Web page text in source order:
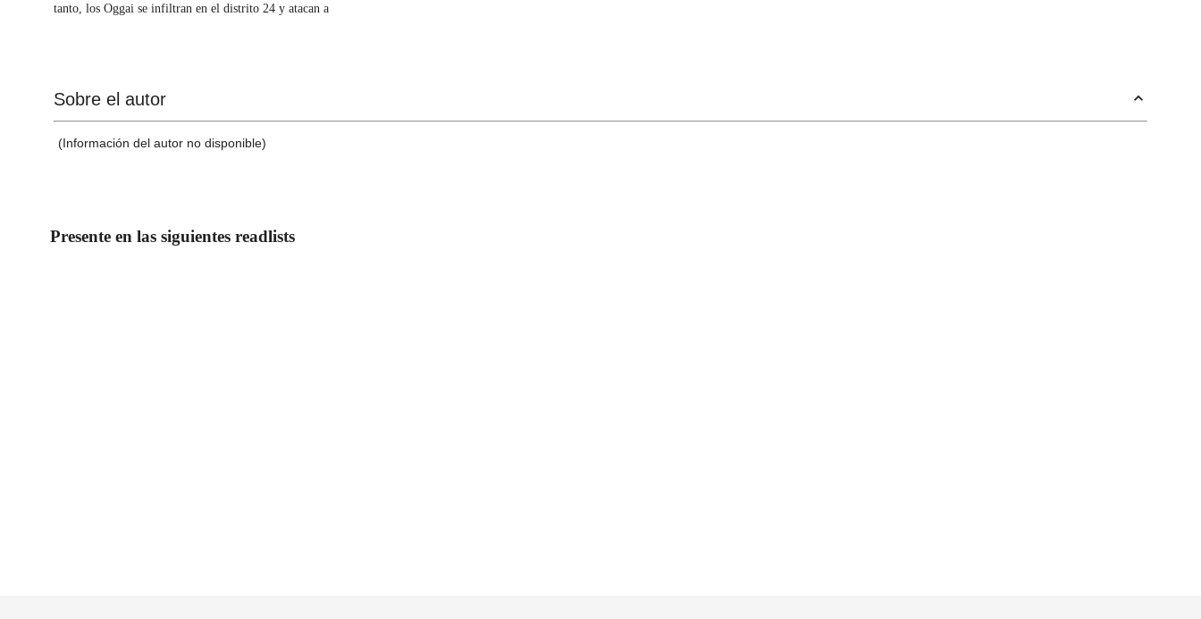
tanto, los Oggai se infiltran en el distrito 24 y atacan a
Sobre el autor
(Información del autor no disponible)
Presente en las siguientes readlists